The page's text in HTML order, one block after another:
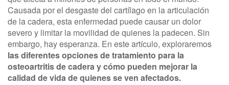
Causada por el desgaste del cartílago en la articulación
de la cadera, esta enfermedad puede causar un dolor
severo y limitar la movilidad de quienes la padecen. Sin
embargo, hay esperanza. En este artículo, exploraremos
las diferentes opciones de tratamiento para la
osteoartritis de cadera y cómo pueden mejorar la
calidad de vida de quienes se ven afectados.